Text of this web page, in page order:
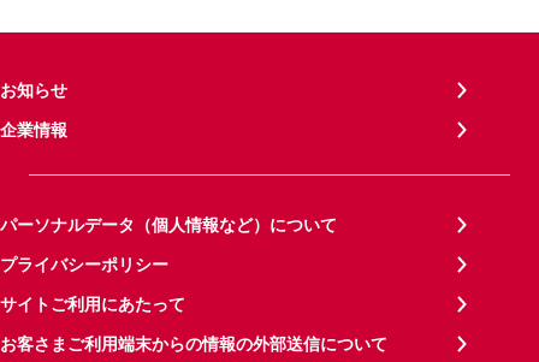
お知らせ
企業情報
パーソナルデータ（個人情報など）について
プライバシーポリシー
サイトご利用にあたって
お客さまご利用端末からの情報の外部送信について